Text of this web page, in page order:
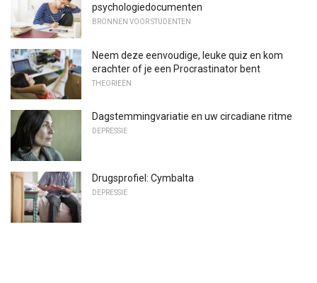
psychologiedocumenten
BRONNEN VOOR STUDENTEN
Neem deze eenvoudige, leuke quiz en kom
erachter of je een Procrastinator bent
THEORIEËN
Dagstemmingvariatie en uw circadiane ritme
DEPRESSIE
Drugsprofiel: Cymbalta
DEPRESSIE